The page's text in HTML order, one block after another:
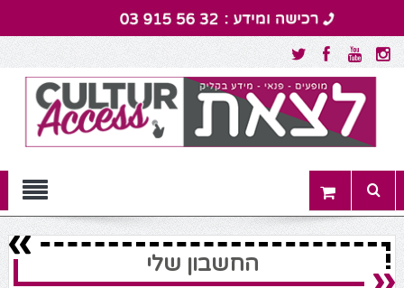
התחבר
החשבון שלי